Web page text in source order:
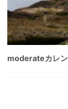
moderateカレ